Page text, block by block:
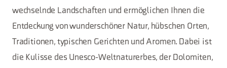
wechselnde Landschaften und ermöglichen Ihnen die
Entdeckung von wunderschöner Natur, hübschen Orten,
Traditionen, typischen Gerichten und Aromen. Dabei ist
die Kulisse des Unesco-Weltnaturerbes, der Dolomiten,